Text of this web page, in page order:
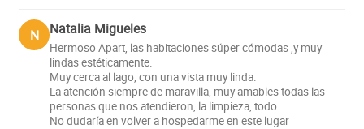
N Natalia Migueles
Hermoso Apart, las habitaciones súper cómodas ,y muy
lindas estéticamente.
Muy cerca al lago, con una vista muy linda.
La atención siempre de maravilla, muy amables todas las
personas que nos atendieron, la limpieza, todo
No dudaría en volver a hospedarme en este lugar